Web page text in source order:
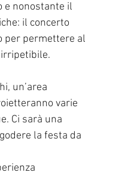
Sanremo
e nonostante il
il concerto
per permettere al
irripetibile.
un’area
varie
Ci sarà una
la festa da